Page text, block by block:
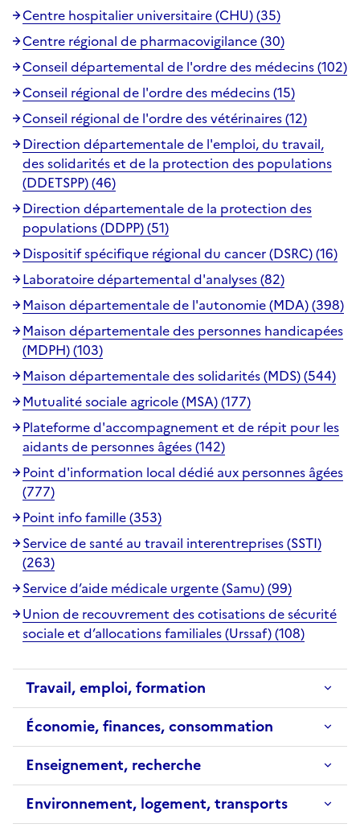
Centre hospitalier universitaire (CHU) (35)
Centre régional de pharmacovigilance (30)
Conseil départemental de l'ordre des médecins (102)
Conseil régional de l'ordre des médecins (15)
Conseil régional de l'ordre des vétérinaires (12)
Direction départementale de l'emploi, du travail,
des solidarités et de la protection des populations
(DDETSPP) (46)
Direction départementale de la protection des
populations (DDPP) (51)
Dispositif spécifique régional du cancer (DSRC) (16)
Laboratoire départemental d'analyses (82)
Maison départementale de l'autonomie (MDA) (398)
Maison départementale des personnes handicapées
(MDPH) (103)
Maison départementale des solidarités (MDS) (544)
Mutualité sociale agricole (MSA) (177)
Plateforme d'accompagnement et de répit pour les
aidants de personnes âgées (142)
Point d'information local dédié aux personnes âgées
(777)
Point info famille (353)
Service de santé au travail interentreprises (SSTI)
(263)
Service d’aide médicale urgente (Samu) (99)
Union de recouvrement des cotisations de sécurité
sociale et d’allocations familiales (Urssaf) (108)
Travail, emploi, formation
Économie, finances, consommation
Enseignement, recherche
Environnement, logement, transports